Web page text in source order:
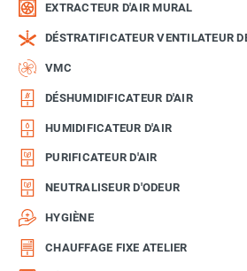
EXTRACTEUR D'AIR MURAL
DÉSTRATIFICATEUR VENTILATEUR
VMC
DÉSHUMIDIFICATEUR D'AIR
HUMIDIFICATEUR D'AIR
PURIFICATEUR D'AIR
NEUTRALISEUR D'ODEUR
HYGIÈNE
CHAUFFAGE FIXE ATELIER